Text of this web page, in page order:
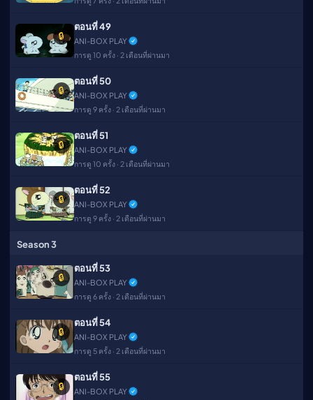
🔒
ตอนที่ 49
ANI-BOX PLAY
การดู 10 ครั้ง · 2 เดือนที่ผ่านมา
🔒
ตอนที่ 50
ANI-BOX PLAY
การดู 9 ครั้ง · 2 เดือนที่ผ่านมา
🔒
ตอนที่ 51
ANI-BOX PLAY
การดู 10 ครั้ง · 2 เดือนที่ผ่านมา
🔒
ตอนที่ 52
ANI-BOX PLAY
การดู 9 ครั้ง · 2 เดือนที่ผ่านมา
Season 3
🔒
ตอนที่ 53
ANI-BOX PLAY
การดู 6 ครั้ง · 2 เดือนที่ผ่านมา
🔒
ตอนที่ 54
ANI-BOX PLAY
การดู 5 ครั้ง · 2 เดือนที่ผ่านมา
🔒
ตอนที่ 55
ANI-BOX PLAY